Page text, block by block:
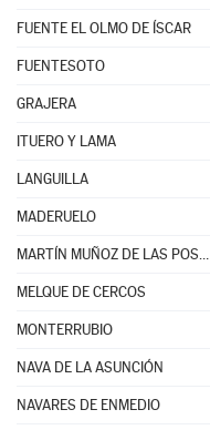
FUENTE EL OLMO DE ÍSCAR
FUENTESOTO
GRAJERA
ITUERO Y LAMA
LANGUILLA
MADERUELO
MARTÍN MUÑOZ DE LAS POSADAS
MELQUE DE CERCOS
MONTERRUBIO
NAVA DE LA ASUNCIÓN
NAVARES DE ENMEDIO